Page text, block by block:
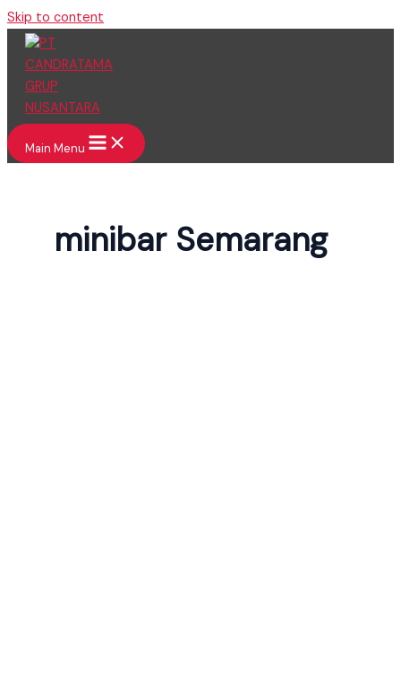
Skip to content
Main Menu
minibar Semarang